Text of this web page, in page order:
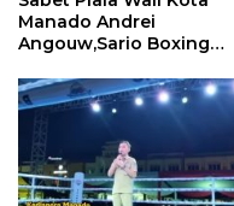
Manado Andrei
Angouw,Sario Boxing
Perbati 2026